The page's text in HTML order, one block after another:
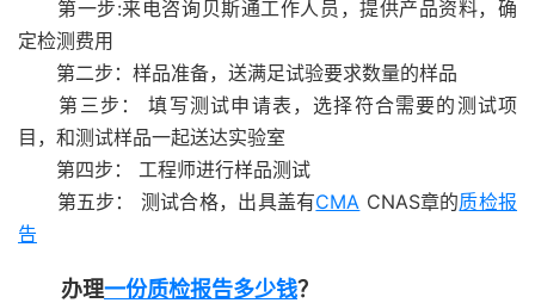
第一步:来电咨询贝斯通工作人员，提供产品资料，确
定检测费用
第二步：样品准备，送满足试验要求数量的样品
第三步： 填写测试申请表，选择符合需要的测试项
目，和测试样品一起送达实验室
第四步： 工程师进行样品测试
第五步： 测试合格，出具盖有CMA CNAS章的质检报
告
办理一份质检报告多少钱？